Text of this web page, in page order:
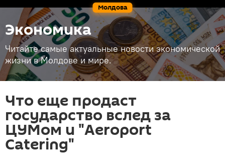
Молдова
Экономика
Читайте самые актуальные новости экономической
жизни в Молдове и мире.
Что еще продаст
государство вслед за
ЦУМом и "Aeroport
Catering"